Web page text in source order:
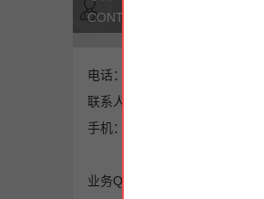
CONTACT US
电话：
联系人：
手机：
业务QQ：